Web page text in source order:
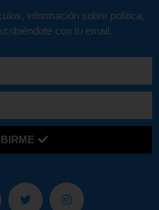
información sobre política,
con tu email.